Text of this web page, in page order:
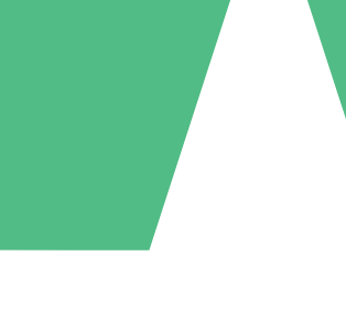
5 Téléchargements
US$